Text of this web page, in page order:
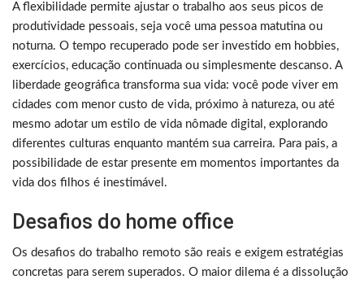
A flexibilidade permite ajustar o trabalho aos seus picos de
produtividade pessoais, seja você uma pessoa matutina ou
noturna. O tempo recuperado pode ser investido em hobbies,
exercícios, educação continuada ou simplesmente descanso. A
liberdade geográfica transforma sua vida: você pode viver em
cidades com menor custo de vida, próximo à natureza, ou até
mesmo adotar um estilo de vida nômade digital, explorando
diferentes culturas enquanto mantém sua carreira. Para pais, a
possibilidade de estar presente em momentos importantes da
vida dos filhos é inestimável.
Desafios do home office
Os desafios do trabalho remoto são reais e exigem estratégias
concretas para serem superados. O maior dilema é a dissolução